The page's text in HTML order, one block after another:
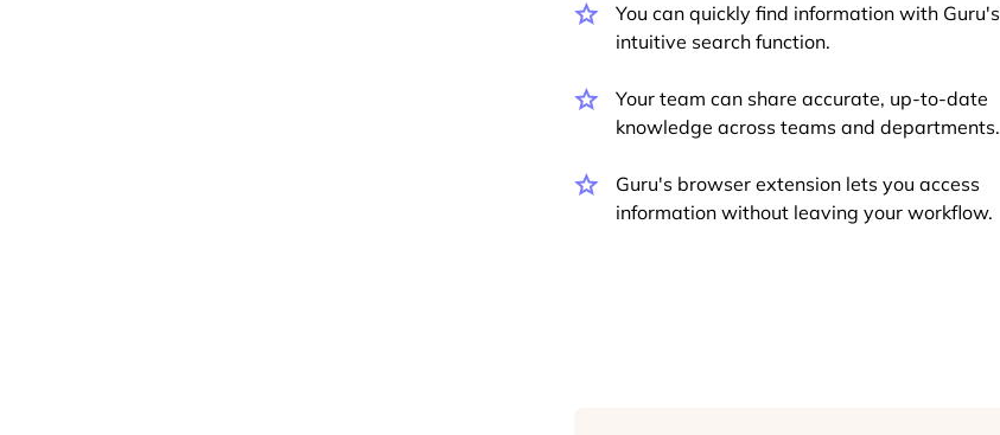
You can quickly find information with Guru's
intuitive search function.
Your team can share accurate, up-to-date
knowledge across teams and departments.
Guru's browser extension lets you access
information without leaving your workflow.